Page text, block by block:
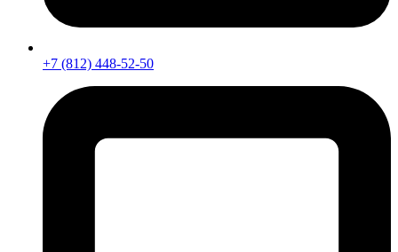
+7 (812) 448-52-50